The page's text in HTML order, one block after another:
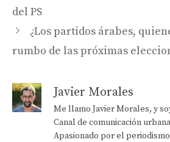
del PS
¿Los partidos árabes,
rumbo de las próximas
Javier Morales
Me llamo Javier Morales, y
Canal de comunicación
Apasionado por el